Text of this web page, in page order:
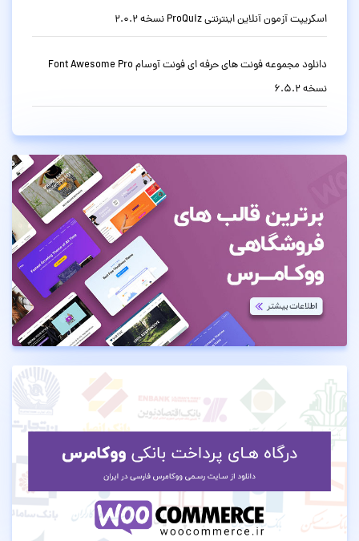
اسکریپت آزمون آنلاین اینترنتی ProQuiz نسخه 2.0.2
دانلود مجموعه فونت های حرفه ای فونت آوسام Font Awesome Pro
نسخه 6.5.2